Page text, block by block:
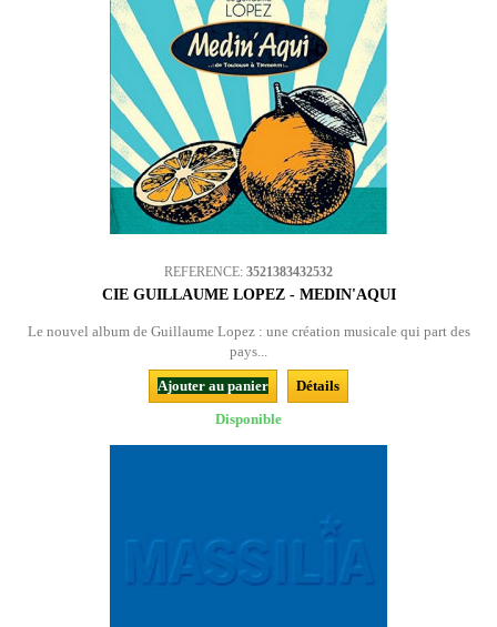
REFERENCE: 3521383432532
CIE GUILLAUME LOPEZ - MEDIN'AQUI
Le nouvel album de Guillaume Lopez : une création musicale qui part des
pays...
Ajouter au panier
Détails
Disponible